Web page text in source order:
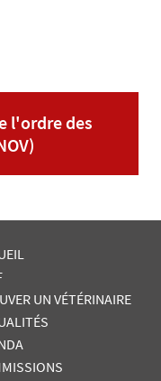
l'ordre des
UN VÉTÉRINAIRE